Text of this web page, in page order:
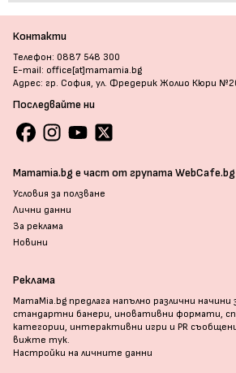
Контакти
Телефон: 0887 548 300
E-mail: office[at]mamamia.bg
Адрес: гр. София, ул. Фредерик Жолио Кюри
Последвайте ни
Mamamia.bg е част от групата WebCafe.bg
Условия за ползване
Лични данни
За реклама
Новини
Реклама
MamaMia.bg предлага напълно различни начини
стандартни банери, иновативни формати,
категории, интерактивни игри и PR
вижте тук.
Настройки на личните данни